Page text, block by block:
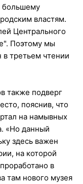
большему
властям.
Центрального
Поэтому мы
в третьем чтении
также подверг
пояснив, что
на намывных
«Но данный
здесь важен
на которой
в
там нового музея